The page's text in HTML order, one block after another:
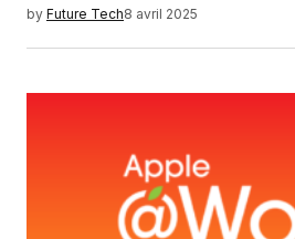
by Future Tech8 avril 2025